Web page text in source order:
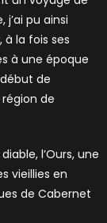
pu ainsi
la fois ses
à une époque
de
de
l’Ours, une
vieillies en
de Cabernet